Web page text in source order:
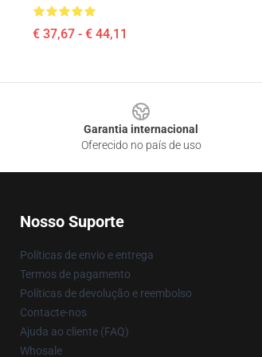
€ 37,67 - € 44,11
Garantia internacional
Oferecido no país de uso
Nosso Suporte
Políticas de envio e entrega
Termos de pagamento
Políticas de devolução e reembolso
Contacte-nos
Ajuda ao cliente (FAQ)
Whosale